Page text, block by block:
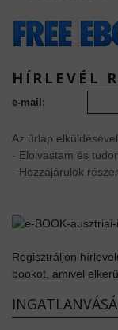
HÍRLEVÉL
e-mail:
Az űrlap
- Elolvastam és
- Hozzájárulok
Regisztráljon
bookot, amivel